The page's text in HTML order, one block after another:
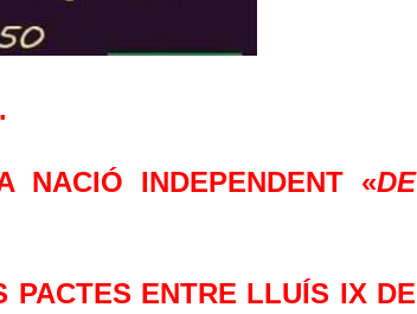
NACIÓ INDEPENDENT «DE
PACTES ENTRE LLUÍS IX DE